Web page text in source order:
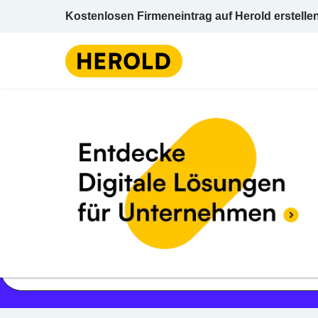
Kostenlosen Firmeneintrag auf Herold